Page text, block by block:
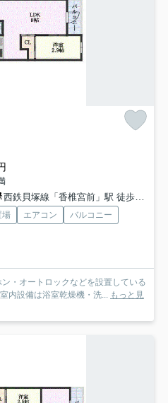
西鉄貝塚線「香椎宮前」駅 徒歩7分
場 エアコン
バルコニー
・オートロックなどを設置している
内設備は浴室乾燥機・洗... もっと見